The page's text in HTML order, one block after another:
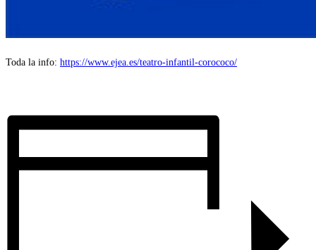
Toda la info: https://www.ejea.es/teatro-infantil-corococo/